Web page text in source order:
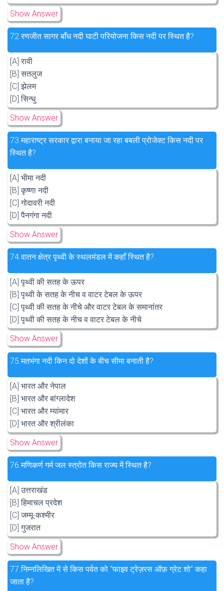
Show Answer
72.रणजीत सागर बाँध नदी घाटी परियोजना किस नदी पर स्थित है?
[A] रावी
[B] सतलुज
[C] झेलम
[D] सिन्धु
Show Answer
73.महाराष्ट्र सरकार द्वारा बनाया जा रहा बबली प्रोजेक्ट किस नदी पर
स्थित है?
[A] भीमा नदी
[B] कृष्णा नदी
[C] गोदावरी नदी
[D] पैनगंगा नदी
Show Answer
74.वातन क्षेत्र पृथ्वी के स्थलमंडल में कहाँ स्थित है?
[A] पृथ्वी की सतह के ऊपर
[B] पृथ्वी के सतह के नीच व वाटर टेबल के ऊपर
[C] पृथ्वी की सतह के नीचे और वाटर टेबल के समानांतर
[D] पृथ्वी की सतह के नीच व वाटर टेबल के नीचे
Show Answer
75.मतभंगा नदी किन दो देशों के बीच सीमा बनाती है?
[A] भारत और नेपाल
[B] भारत और बांग्लादेश
[C] भारत और म्यांमार
[D] भारत और श्रीलंका
Show Answer
76.मणिकर्ण गर्म जल स्त्रोत किस राज्य में स्थित है?
[A] उत्तराखंड
[B] हिमाचल प्रदेश
[C] जम्मू-कश्मीर
[D] गुजरात
Show Answer
77.निम्नलिखित में से किस पर्वत को “फाइव ट्रेज़रस ऑफ़ ग्रेट शो” कहा
जाता है?